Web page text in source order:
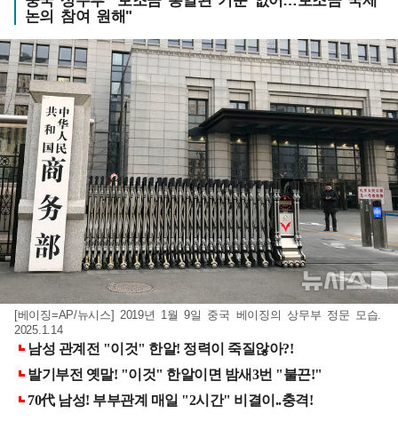
논의 참여 원해"
[베이징=AP/뉴시스] 2019년 1월 9일 중국 베이징의 상무부 정문 모습.
2025.1.14